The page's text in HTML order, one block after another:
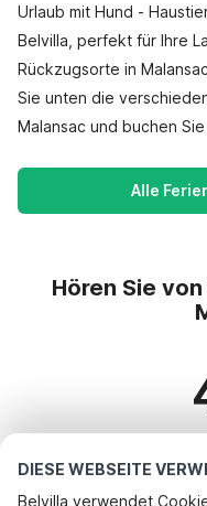
DIESE WEBSEITE
Belvilla verwendet
Urlaub mit Hund -
Belvilla, perfekt für Ihre
Rückzugsorte in
Sie unten die
Malansac und buchen
Alle
Hören Sie